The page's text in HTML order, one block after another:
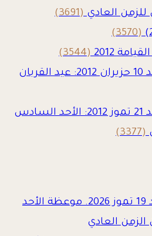
العادي(3691)
(3570)
2012
(3544)
موعظة يوم الأحد 10 حزيران 2012: عيد القربان
موعظة يوم الأحد 21 تموز 2012: الأحد السادس
(3377)
موعظة يوم الأحد 19 تموز 2026. موعظة الأحد
العادي